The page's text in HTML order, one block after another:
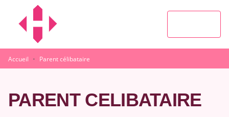
MENU
Accueil · Parent célibataire
PARENT CÉLIBATAIRE